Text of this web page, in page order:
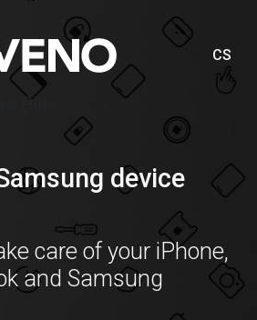
CS
Plus
device
care of your iPhone,
and Samsung